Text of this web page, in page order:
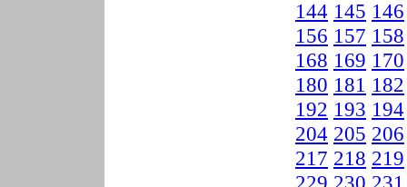
144 145 146
156 157 158
168 169 170
180 181 182
192 193 194
204 205 206
217 218 219